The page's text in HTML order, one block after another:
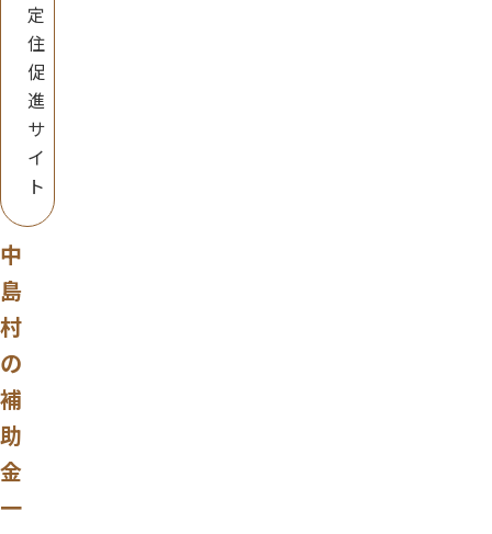
定
住
促
進
サ
イ
ト
中
島
村
の
補
助
金
一